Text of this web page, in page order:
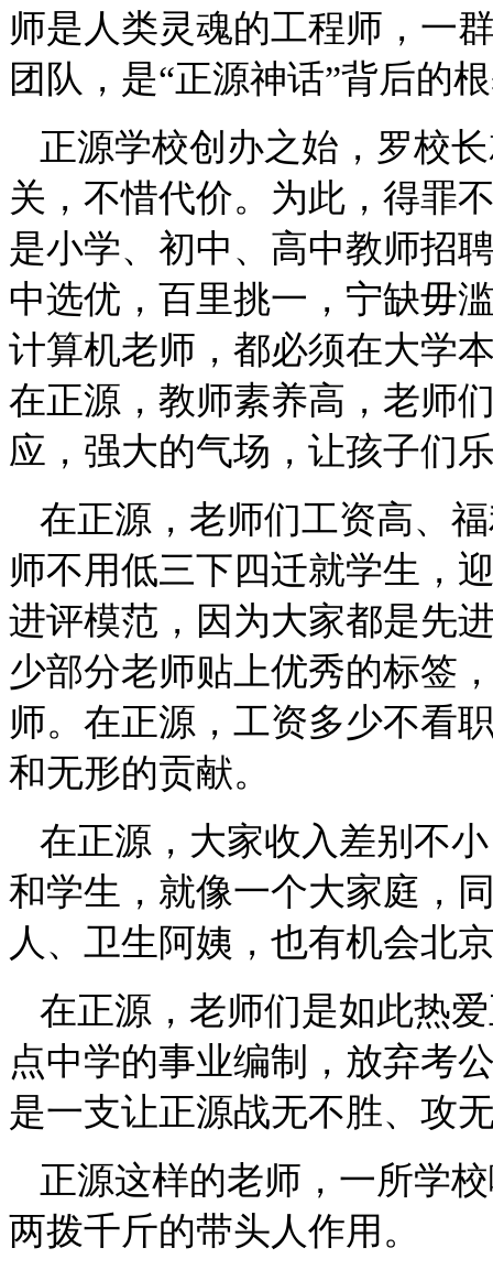
师是人类灵魂的工程师，一
团队，是“正源神话”背后的
正源学校创办之始，罗校
关，不惜代价。为此，得罪
是小学、初中、高中教师招
中选优，百里挑一，宁缺毋
计算机老师，都必须在大学
在正源，教师素养高，老师
应，强大的气场，让孩子们
在正源，老师们工资高、
师不用低三下四迁就学生，
进评模范，因为大家都是先
少部分老师贴上优秀的标签
师。在正源，工资多少不看
和无形的贡献。
在正源，大家收入差别不
和学生，就像一个大家庭，
人、卫生阿姨，也有机会北
在正源，老师们是如此热
点中学的事业编制，放弃考
是一支让正源战无不胜、攻
正源这样的老师，一所学
两拨千斤的带头人作用。